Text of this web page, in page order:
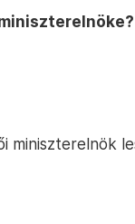
miniszterelnök